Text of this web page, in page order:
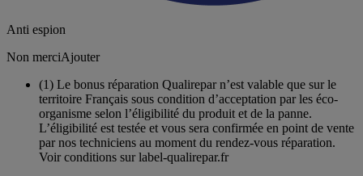
Anti espion
Non merciAjouter
(1) Le bonus réparation Qualirepar n’est valable que sur le
territoire Français sous condition d’acceptation par les éco-
organisme selon l’éligibilité du produit et de la panne.
L’éligibilité est testée et vous sera confirmée en point de vente
par nos techniciens au moment du rendez-vous réparation.
Voir conditions sur label-qualirepar.fr